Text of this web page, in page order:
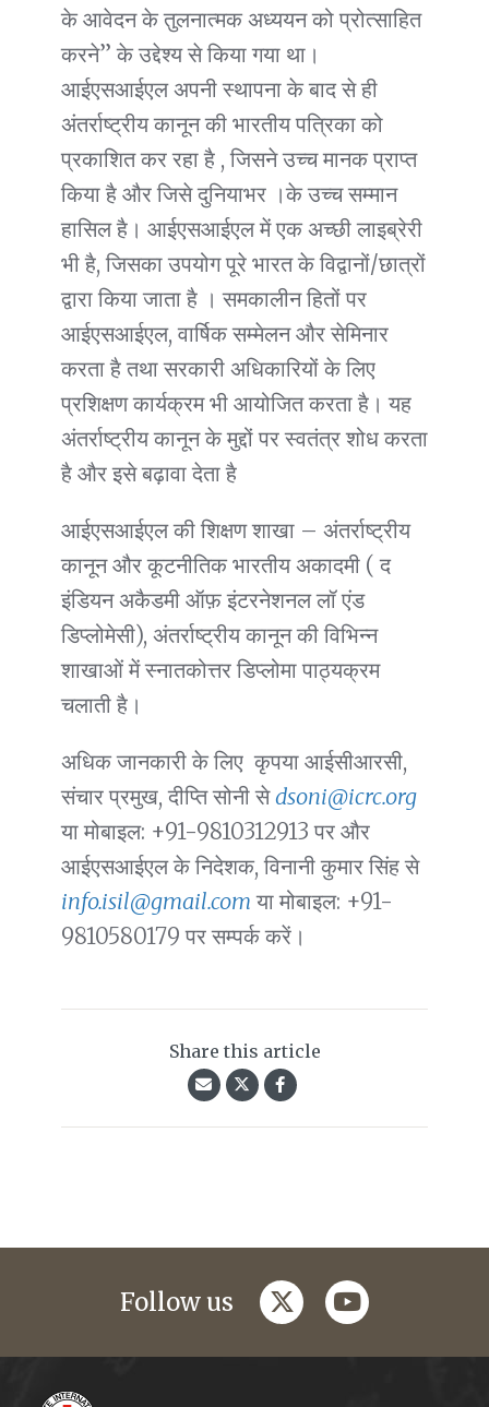
के आवेदन के तुलनात्मक अध्ययन को प्रोत्साहित
करने” के उद्देश्य से किया गया था।
आईएसआईएल अपनी स्थापना के बाद से ही
अंतर्राष्ट्रीय कानून की भारतीय पत्रिका को
प्रकाशित कर रहा है , जिसने उच्च मानक प्राप्त
किया है और जिसे दुनियाभर ।के उच्च सम्मान
हासिल है। आईएसआईएल में एक अच्छी लाइब्रेरी
भी है, जिसका उपयोग पूरे भारत के विद्वानों/छात्रों
द्वारा किया जाता है । समकालीन हितों पर
आईएसआईएल, वार्षिक सम्मेलन और सेमिनार
करता है तथा सरकारी अधिकारियों के लिए
प्रशिक्षण कार्यक्रम भी आयोजित करता है। यह
अंतर्राष्ट्रीय कानून के मुद्दों पर स्वतंत्र शोध करता
है और इसे बढ़ावा देता है
आईएसआईएल की शिक्षण शाखा – अंतर्राष्ट्रीय
कानून और कूटनीतिक भारतीय अकादमी ( द
इंडियन अकैडमी ऑफ़ इंटरनेशनल लॉ एंड
डिप्लोमेसी), अंतर्राष्ट्रीय कानून की विभिन्न
शाखाओं में स्नातकोत्तर डिप्लोमा पाठ्यक्रम
चलाती है।
अधिक जानकारी के लिए कृपया आईसीआरसी,
संचार प्रमुख, दीप्ति सोनी सेdsoni@icrc.org
या मोबाइल: +91-9810312913 पर और
आईएसआईएल के निदेशक, विनानी कुमार सिंह से
info.isil@gmail.com या मोबाइल: +91-
9810580179 पर सम्पर्क करें।
Share this article
Follow us twitteryoutube